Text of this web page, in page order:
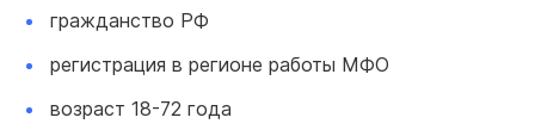
гражданство РФ
регистрация в регионе работы МФО
возраст 18-72 года